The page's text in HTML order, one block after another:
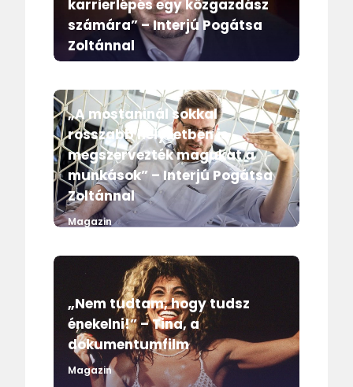
karrierlépés egy közgazdász
számára” – Interjú Pogátsa
Zoltánnal
„A mostaninál sokkal
rosszabb helyzetben is
megszervezték magukat a
munkások” – Interjú Pogátsa
Zoltánnal
Magazin
„Nem tudtam, hogy tudsz
énekelni!” – Tina, a
dokumentumfilm
Magazin